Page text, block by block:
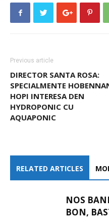
Previous article
DIRECTOR SANTA ROSA:
SPECIALMENTE
HOPI INTERESA DEN
HYDROPONIC CU
AQUAPONIC
RELATED ARTICLES
NOS
BON,